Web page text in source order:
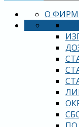
О